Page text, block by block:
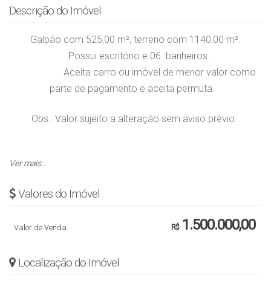
Descrição do Imóvel
Galpão com 525,00 m², terreno com 1140,00 m².
Possui escritório e 06 banheiros.
Aceita carro ou imóvel de menor valor como
parte de pagamento e aceita permuta.
Obs.: Valor sujeito a alteração sem aviso prévio.
Ver mais...
Valores do Imóvel
R$1.500.000,00
Valor de Venda
Localização do Imóvel